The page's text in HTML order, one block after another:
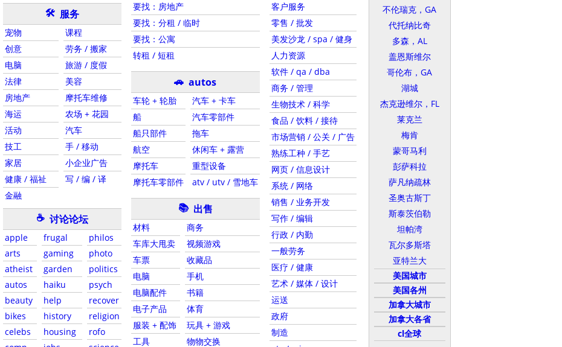
🛠 服务
宠物
创意
电脑
法律
房地产
海运
活动
技工
家居
健康 / 福祉
金融
课程
劳务 / 搬家
旅游 / 度假
美容
摩托车维修
农场 + 花园
汽车
手 / 移动
小企业广告
写 / 编 / 译
☕ 讨论论坛
apple
arts
atheist
autos
beauty
bikes
celebs
frugal
gaming
garden
haiku
help
history
housing
philos
photo
politics
psych
recover
religion
rofo
要找：房地产
要找：分租 / 临时
要找：公寓
转租 / 短租
🚗 autos
车轮 + 轮胎
船
船只部件
航空
摩托车
摩托车零部件
汽车 + 卡车
汽车零部件
拖车
休闲车 + 露营
重型设备
atv / utv / 雪地车
📚 出售
材料
车库大甩卖
车票
电脑
电脑配件
电子产品
服装 + 配饰
工具
商务
视频游戏
收藏品
手机
书籍
体育
玩具 + 游戏
物物交换
客户服务
零售 / 批发
美发沙龙 / spa / 健身
人力资源
软件 / qa / dba
商务 / 管理
生物技术 / 科学
食品 / 饮料 / 接待
市场营销 / 公关 / 广告
熟练工种 / 手艺
网页 / 信息设计
系统 / 网络
销售 / 业务开发
写作 / 编辑
行政 / 内勤
一般劳务
医疗 / 健康
艺术 / 媒体 / 设计
运送
政府
制造
不伦瑞克，GA
代托纳比奇
多森，AL
盖恩斯维尔
哥伦布，GA
湖城
杰克逊维尔，FL
莱克兰
梅肯
蒙哥马利
彭萨科拉
萨凡纳疏林
圣奥古斯丁
斯泰茨伯勒
坦帕湾
瓦尔多斯塔
亚特兰大
美国城市
美国各州
加拿大城市
加拿大各省
cl全球